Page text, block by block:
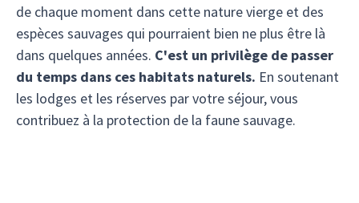
de chaque moment dans cette nature vierge et des
espèces sauvages qui pourraient bien ne plus être là
dans quelques années. C'est un privilège de passer
du temps dans ces habitats naturels. En soutenant
les lodges et les réserves par votre séjour, vous
contribuez à la protection de la faune sauvage.